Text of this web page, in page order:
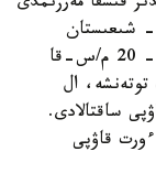
شىعىستان
سوعاتىن جەلدىڭ ەكپىنى تاۋلى وڭىرلەردە 15- 20 م/س-قا
ال
ساقتالادى.
قاۋپى